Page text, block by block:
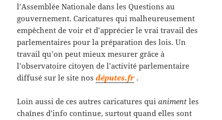
l’Assemblée Nationale dans les Questions au
gouvernement. Caricatures qui malheureusement
empêchent de voir et d’apprécier le vrai travail des
parlementaires pour la préparation des lois. Un
travail qu’on peut mieux mesurer grâce à
l’observatoire citoyen de l’activité parlementaire
diffusé sur le site nosdéputes.fr.
Loin aussi de ces autres caricatures quianiment les
chaînes d’info continue, surtout quand elles sont